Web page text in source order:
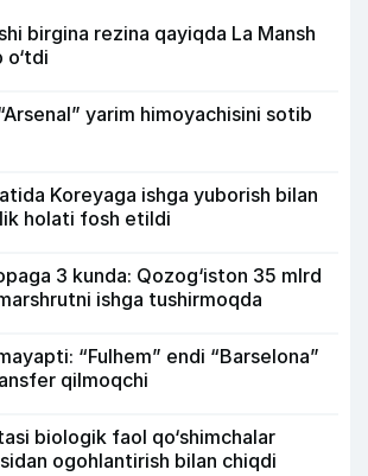
birgina rezina qayiqda La Mansh
o‘tdi
yarim himoyachisini sotib
Koreyaga ishga yuborish bilan
holati fosh etildi
3 kunda: Qozog‘iston 35 mlrd
ishga tushirmoqda
“Fulhem” endi “Barselona”
qilmoqchi
biologik faol qo‘shimchalar
ogohlantirish bilan chiqdi